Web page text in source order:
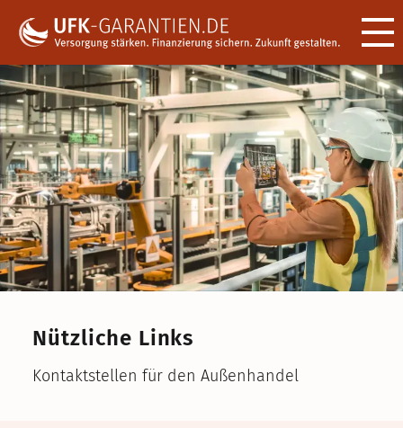
Nützliche Links
Kontaktstellen für den Außenhandel